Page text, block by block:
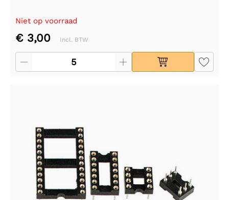
Niet op voorraad
€ 3,00 Incl. BTW